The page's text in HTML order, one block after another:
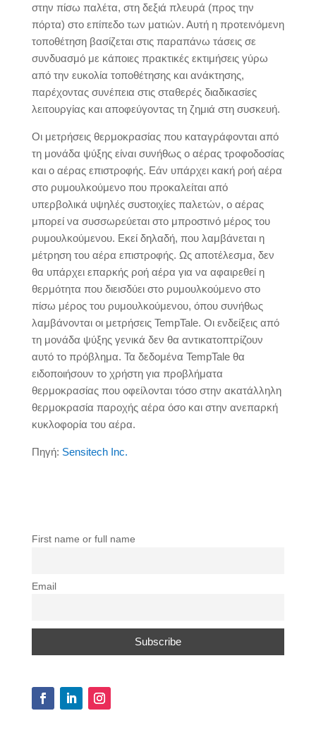
στην πίσω παλέτα, στη δεξιά πλευρά (προς την
πόρτα) στο επίπεδο των ματιών. Αυτή η προτεινόμενη
τοποθέτηση βασίζεται στις παραπάνω τάσεις σε
συνδυασμό με κάποιες πρακτικές εκτιμήσεις γύρω
από την ευκολία τοποθέτησης και ανάκτησης,
παρέχοντας συνέπεια στις σταθερές διαδικασίες
λειτουργίας και αποφεύγοντας τη ζημιά στη συσκευή.
Οι μετρήσεις θερμοκρασίας που καταγράφονται από
τη μονάδα ψύξης είναι συνήθως ο αέρας τροφοδοσίας
και ο αέρας επιστροφής. Εάν υπάρχει κακή ροή αέρα
στο ρυμουλκούμενο που προκαλείται από
υπερβολικά υψηλές συστοιχίες παλετών, ο αέρας
μπορεί να συσσωρεύεται στο μπροστινό μέρος του
ρυμουλκούμενου. Εκεί δηλαδή, που λαμβάνεται η
μέτρηση του αέρα επιστροφής. Ως αποτέλεσμα, δεν
θα υπάρχει επαρκής ροή αέρα για να αφαιρεθεί η
θερμότητα που διεισδύει στο ρυμουλκούμενο στο
πίσω μέρος του ρυμουλκούμενου, όπου συνήθως
λαμβάνονται οι μετρήσεις TempTale. Οι ενδείξεις από
τη μονάδα ψύξης γενικά δεν θα αντικατοπτρίζουν
αυτό το πρόβλημα. Τα δεδομένα TempTale θα
ειδοποιήσουν το χρήστη για προβλήματα
θερμοκρασίας που οφείλονται τόσο στην ακατάλληλη
θερμοκρασία παροχής αέρα όσο και στην ανεπαρκή
κυκλοφορία του αέρα.
Πηγή: Sensitech Inc.
First name or full name
Email